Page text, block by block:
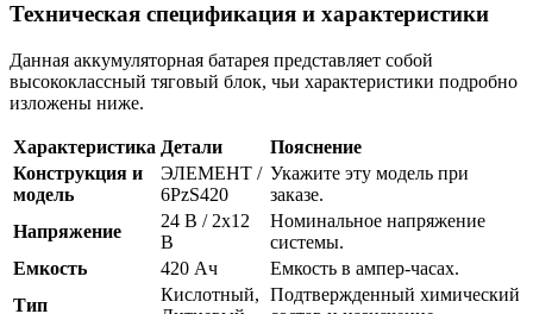
Техническая спецификация и характеристики
Данная аккумуляторная батарея представляет собой
высококлассный тяговый блок, чьи характеристики подробно
изложены ниже.
Характеристика Детали
Пояснение
Конструкция и
модель
ЭЛЕМЕНТ /
6PzS420
Укажите эту модель при
заказе.
Напряжение
24 В / 2х12
В
Номинальное напряжение
системы.
Емкость
420 Ач
Емкость в ампер-часах.
Тип
Кислотный, Подтвержденный химический